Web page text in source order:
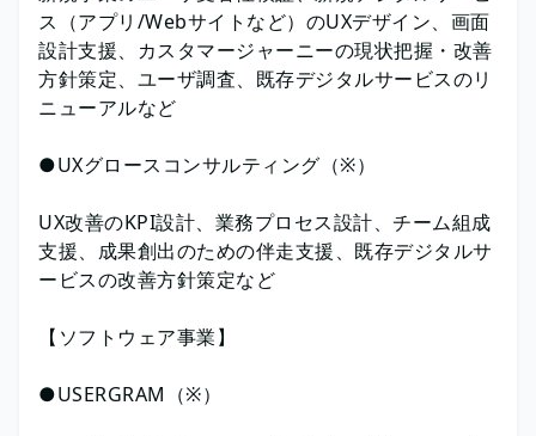
ス（アプリ/Webサイトなど）のUXデザイン、画面
設計支援、カスタマージャーニーの現状把握・改善
方針策定、ユーザ調査、既存デジタルサービスのリ
ニューアルなど
●UXグロースコンサルティング（※）
UX改善のKPI設計、業務プロセス設計、チーム組成
支援、成果創出のための伴走支援、既存デジタルサ
ービスの改善方針策定など
【ソフトウェア事業】
●USERGRAM（※）